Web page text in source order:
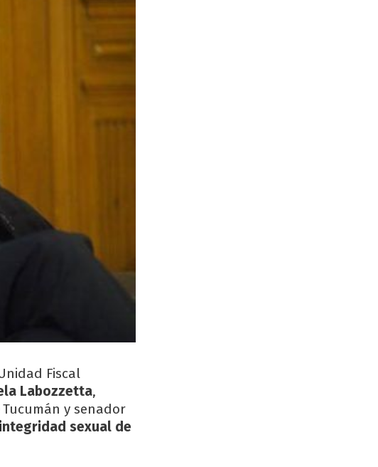
Fiscal
Labozzetta,
y senador
sexual de